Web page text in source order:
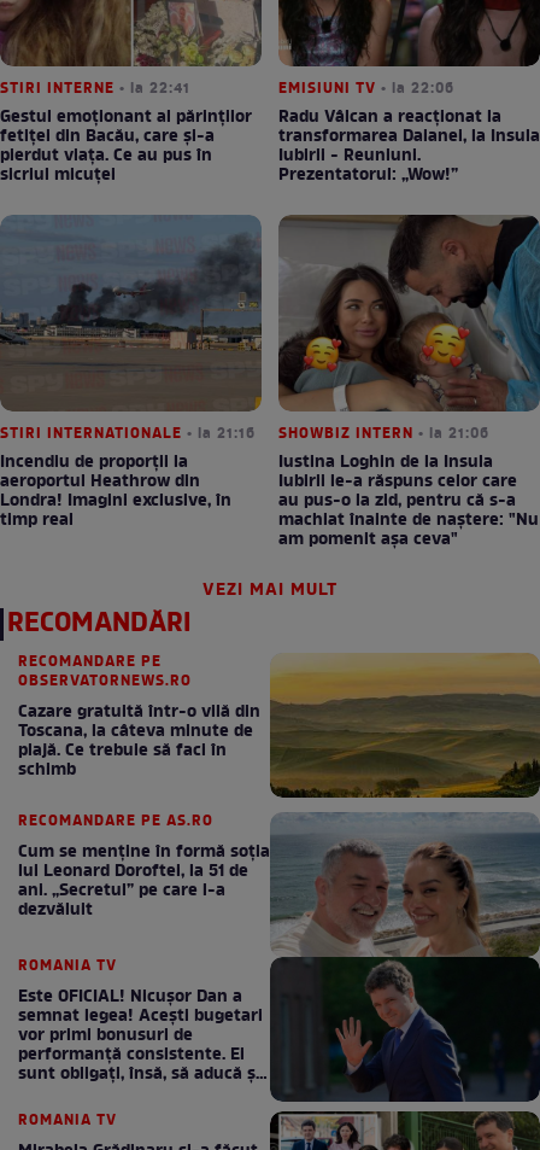
STIRI INTERNE • la 22:41
Gestul emoționant al părinților
fetiței din Bacău, care și-a
pierdut viața. Ce au pus în
sicriul micuței
EMISIUNI TV • la 22:06
Radu Vâlcan a reacționat la
transformarea Daianei, la Insula
Iubirii - Reuniuni.
Prezentatorul: „Wow!”
STIRI INTERNATIONALE • la 21:16
Incendiu de proporții la
aeroportul Heathrow din
Londra! Imagini exclusive, în
timp real
SHOWBIZ INTERN • la 21:06
Iustina Loghin de la Insula
Iubirii le-a răspuns celor care
au pus-o la zid, pentru că s-a
machiat înainte de naștere: "Nu
am pomenit așa ceva"
VEZI MAI MULT
RECOMANDĂRI
RECOMANDARE PE
OBSERVATORNEWS.RO
Cazare gratuită într-o vilă din
Toscana, la câteva minute de
plajă. Ce trebuie să faci în
schimb
RECOMANDARE PE AS.RO
Cum se menţine în formă soţia
lui Leonard Doroftei, la 51 de
ani. „Secretul” pe care l-a
dezvăluit
ROMANIA TV
Este OFICIAL! Nicușor Dan a
semnat legea! Acești bugetari
vor primi bonusuri de
performanță consistente. Ei
sunt obligați, însă, să aducă și
ROMANIA TV